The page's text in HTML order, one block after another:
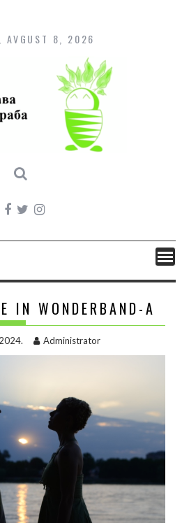
content
AVGUST 8, 2026
IN WONDERBAND-A
Administrator